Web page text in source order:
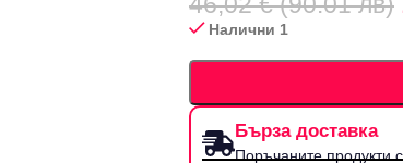
Налични 1
Бърза доставка
Поръчаните продукти